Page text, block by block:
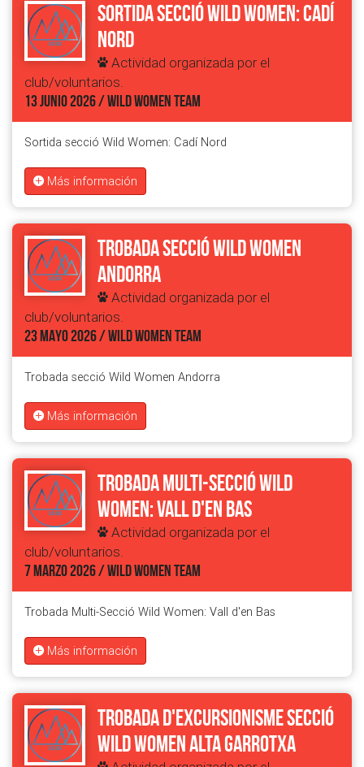
Sortida secció Wild Women: Cadí
Nord
Actividad organizada por el
club/voluntarios.
13 JUNIO 2026 / WILD WOMEN TEAM
Sortida secció Wild Women: Cadí Nord
Más información
Trobada secció Wild Women
Andorra
Actividad organizada por el
club/voluntarios.
23 MAYO 2026 / WILD WOMEN TEAM
Trobada secció Wild Women Andorra
Más información
Trobada Multi-Secció Wild
Women: Vall d'en Bas
Actividad organizada por el
club/voluntarios.
7 MARZO 2026 / WILD WOMEN TEAM
Trobada Multi-Secció Wild Women: Vall d'en Bas
Más información
Trobada d'excursionisme secció
Wild Women Alta Garrotxa